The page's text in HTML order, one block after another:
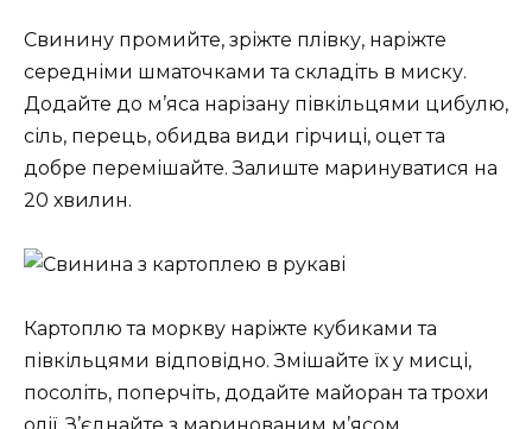
Свинину промийте, зріжте плівку, наріжте
середніми шматочками та складіть в миску.
Додайте до м’яса нарізану півкільцями цибулю,
сіль, перець, обидва види гірчиці, оцет та
добре перемішайте. Залиште маринуватися на
20 хвилин.
Картоплю та моркву наріжте кубиками та
півкільцями відповідно. Змішайте їх у мисці,
посоліть, поперчіть, додайте майоран та трохи